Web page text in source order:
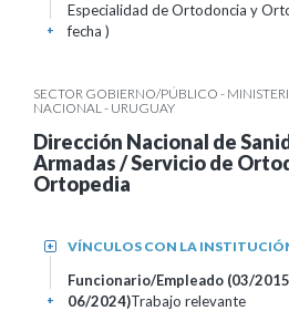
Especialidad de Ortodoncia y
fecha )
+
SECTOR GOBIERNO/PÚBLICO -
NACIONAL - URUGUAY
Dirección Nacional de
Armadas / Servicio de
Ortopedia
VÍNCULOS CON LA
+
Funcionario/Empleado (03/
06/2024)Trabajo relevante
+